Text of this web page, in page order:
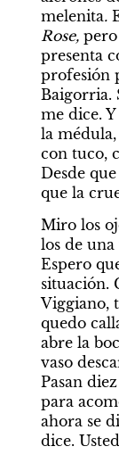
melenita.
Rose,
presenta
profesión
Baigorria.
me dice.
la
con tuco,
Desde
que la
Miro los
los de
Espero
situación.
Viggiano,
quedo
abre la
vaso
Pasan
para
ahora se
dice.